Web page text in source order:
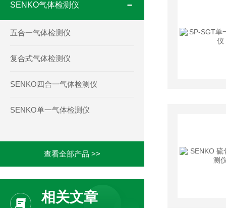
SENKO气体检测仪
五合一气体检测仪
复合式气体检测仪
SENKO四合一气体检测仪
SENKO单一气体检测仪
查看全部产品 >>
相关文章